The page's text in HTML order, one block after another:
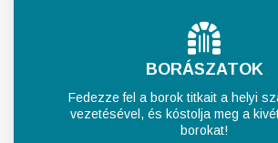
BORÁSZATOK
Fedezze fel a borok titkait a helyi
vezetésével, és kóstolja meg a
borokat!